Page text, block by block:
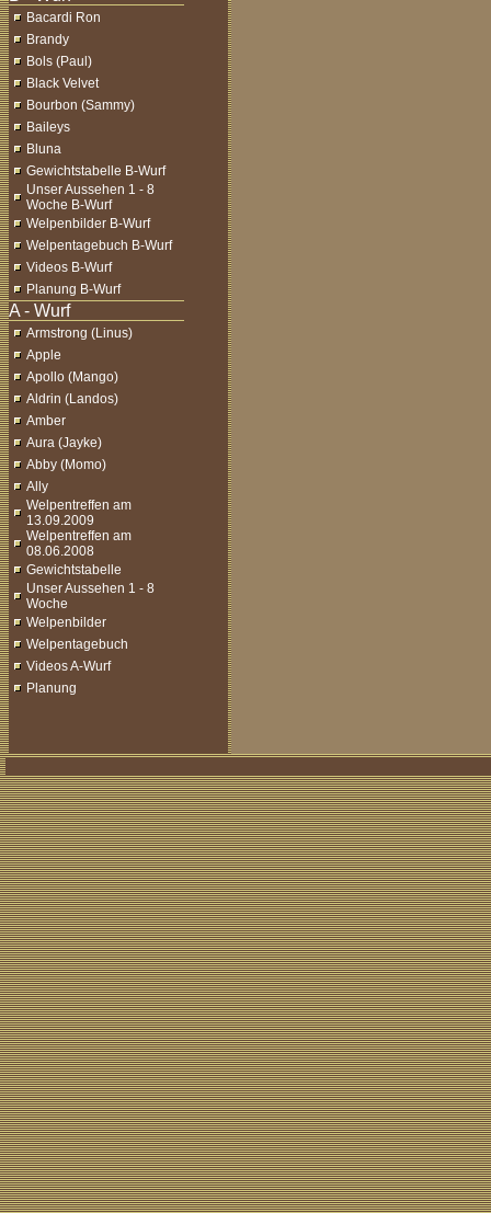
Bacardi Ron
Brandy
Bols (Paul)
Black Velvet
Bourbon (Sammy)
Baileys
Bluna
Gewichtstabelle B-Wurf
Unser Aussehen 1 - 8
Woche B-Wurf
Welpenbilder B-Wurf
Welpentagebuch B-Wurf
Videos B-Wurf
Planung B-Wurf
Armstrong (Linus)
Apple
Apollo (Mango)
Aldrin (Landos)
Amber
Aura (Jayke)
Abby (Momo)
Ally
Welpentreffen am
13.09.2009
Welpentreffen am
08.06.2008
Gewichtstabelle
Unser Aussehen 1 - 8
Woche
Welpenbilder
Welpentagebuch
Videos A-Wurf
Planung